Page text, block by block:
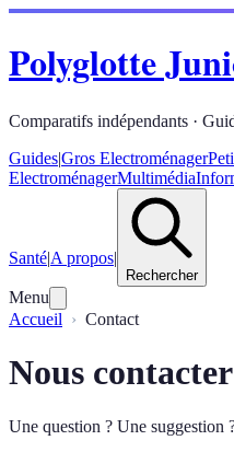
Polyglotte
Comparatifs indépendants ·
Guides|Gros Electroménager
ElectroménagerMultimédia
Santé|A propos|
Rechercher
Menu
Accueil
Contact
Nous contacter
Une question ? Une suggestion